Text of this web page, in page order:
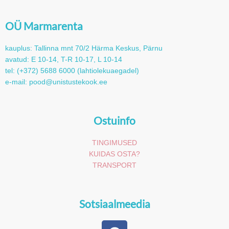
OÜ Marmarenta
kauplus: Tallinna mnt 70/2 Härma Keskus, Pärnu
avatud: E 10-14, T-R 10-17, L 10-14
tel: (+372) 5688 6000 (lahtiolekuaegadel)
e-mail: pood@unistustekook.ee
Ostuinfo
TINGIMUSED
KUIDAS OSTA?
TRANSPORT
Sotsiaalmeedia
F